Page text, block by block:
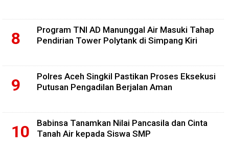
Program TNI AD Manunggal Air Masuki Tahap
Pendirian Tower Polytank di Simpang Kiri
Polres Aceh Singkil Pastikan Proses Eksekusi
Putusan Pengadilan Berjalan Aman
Babinsa Tanamkan Nilai Pancasila dan Cinta
Tanah Air kepada Siswa SMP